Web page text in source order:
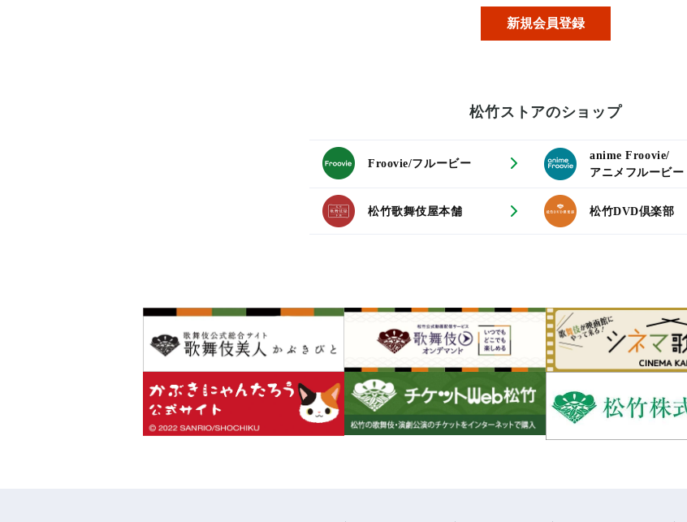
松竹ストアのショップ
Froovie/フルービー
anime Froovie/
アニメフルービー
松竹歌舞伎屋本舗 松竹DVD倶楽部